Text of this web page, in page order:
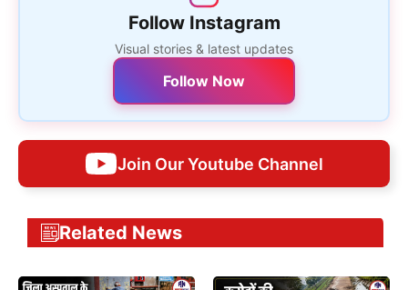
Follow Instagram
Visual stories & latest updates
Follow Now
Join Our Youtube Channel
Related News